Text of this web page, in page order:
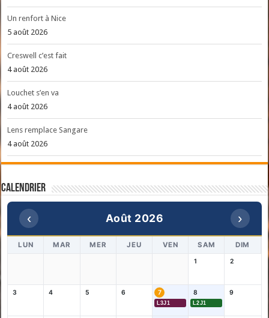
Un renfort à Nice
5 août 2026
Creswell c’est fait
4 août 2026
Louchet s’en va
4 août 2026
Lens remplace Sangare
4 août 2026
Calendrier
‹ Août 2026 ›
LUN MAR MER JEU VEN SAM DIM
1 2
3 4 5 6 7
L3J1
8
L2J1
9